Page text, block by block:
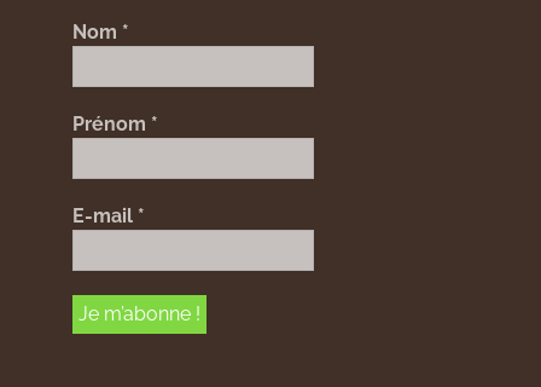
Nom *
Prénom *
E-mail *